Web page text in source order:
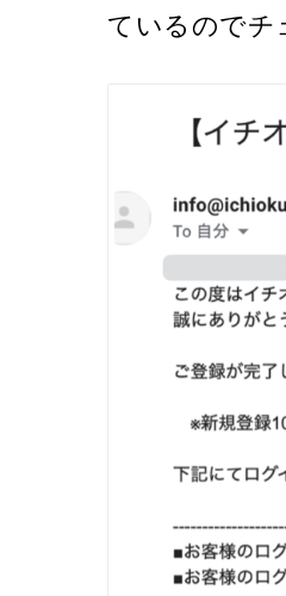
ているのでチ